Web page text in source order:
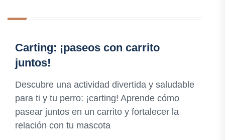
Carting: ¡paseos con carrito
juntos!
Descubre una actividad divertida y saludable
para ti y tu perro: ¡carting! Aprende cómo
pasear juntos en un carrito y fortalecer la
relación con tu mascota